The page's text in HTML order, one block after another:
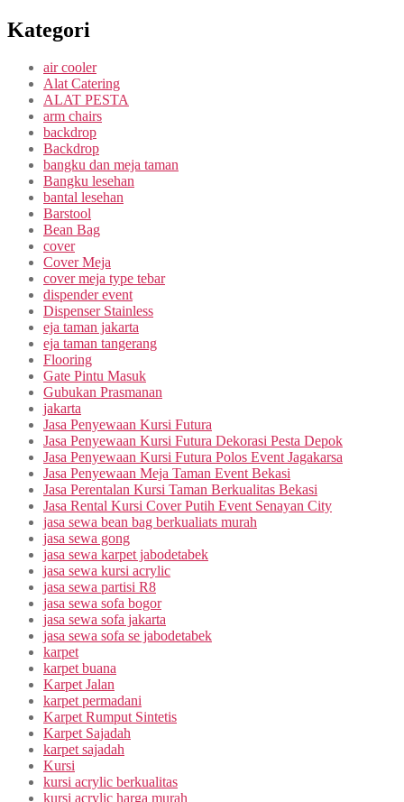
Kategori
air cooler
Alat Catering
ALAT PESTA
arm chairs
backdrop
Backdrop
bangku dan meja taman
Bangku lesehan
bantal lesehan
Barstool
Bean Bag
cover
Cover Meja
cover meja type tebar
dispender event
Dispenser Stainless
eja taman jakarta
eja taman tangerang
Flooring
Gate Pintu Masuk
Gubukan Prasmanan
jakarta
Jasa Penyewaan Kursi Futura
Jasa Penyewaan Kursi Futura Dekorasi Pesta Depok
Jasa Penyewaan Kursi Futura Polos Event Jagakarsa
Jasa Penyewaan Meja Taman Event Bekasi
Jasa Perentalan Kursi Taman Berkualitas Bekasi
Jasa Rental Kursi Cover Putih Event Senayan City
jasa sewa bean bag berkualiats murah
jasa sewa gong
jasa sewa karpet jabodetabek
jasa sewa kursi acrylic
jasa sewa partisi R8
jasa sewa sofa bogor
jasa sewa sofa jakarta
jasa sewa sofa se jabodetabek
karpet
karpet buana
Karpet Jalan
karpet permadani
Karpet Rumput Sintetis
Karpet Sajadah
karpet sajadah
Kursi
kursi acrylic berkualitas
kursi acrylic harga murah